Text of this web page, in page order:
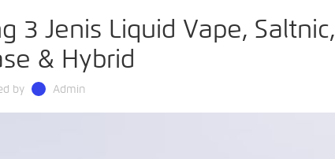
3 Jenis Liquid Vape, Saltnic,
& Hybrid
by Admin